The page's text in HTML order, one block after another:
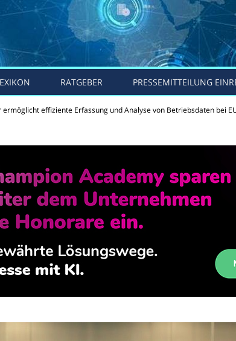
RATGEBER PRESSEMITTEILUNG
effiziente Erfassung und Analyse von Betriebsdaten bei